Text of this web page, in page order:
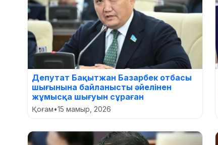
Депутат Бақытжан Базарбек отбасы
шығынына байланысты әйелінен
жұмысқа шығуын сұраған
Қоғам•15 мамыр, 2026